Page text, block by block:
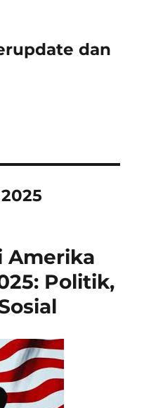
dan
Amerika
Politik,